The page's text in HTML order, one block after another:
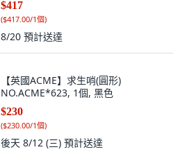
$417
($417.00/1個)
8/20 預計送達
【英國ACME】求生哨(圓形)
NO.ACME*623, 1個, 黑色
$230
($230.00/1個)
後天 8/12 (三) 預計送達